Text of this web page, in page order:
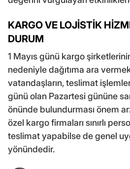
KARGO VE LOJİSTİK
DURUM
1 Mayıs günü kargo
nedeniyle dağıtıma ara
vatandaşların, teslimat
günü olan Pazartesi gününe
önünde bulundurması önem
özel kargo firmaları sınırlı
teslimat yapabilse de genel
yönündedir.